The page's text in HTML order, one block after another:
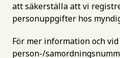
att säkerställa att vi
personuppgifter hos
För mer information och
person-/